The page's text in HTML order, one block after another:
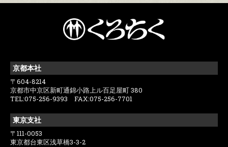
京都本社
〒604-8214
京都市中京区新町通錦小路上ル百足屋町 380
TEL:075-256-9393 FAX:075-256-7701
東京支社
〒111-0053
東京都台東区浅草橋3-3-2